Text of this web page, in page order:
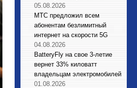
05.08.2026
МТС предложил всем
абонентам безлимитный
интернет на скорости 5G
04.08.2026
BatteryFly на свое 3-летие
вернет 33% киловатт
владельцам электромобилей
01.08.2026